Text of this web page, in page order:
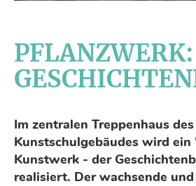
PFLANZWERK:
Im zentralen Treppenhaus des
Kunstschulgebäudes wird
Kunstwerk - der
realisiert. Der wachsende